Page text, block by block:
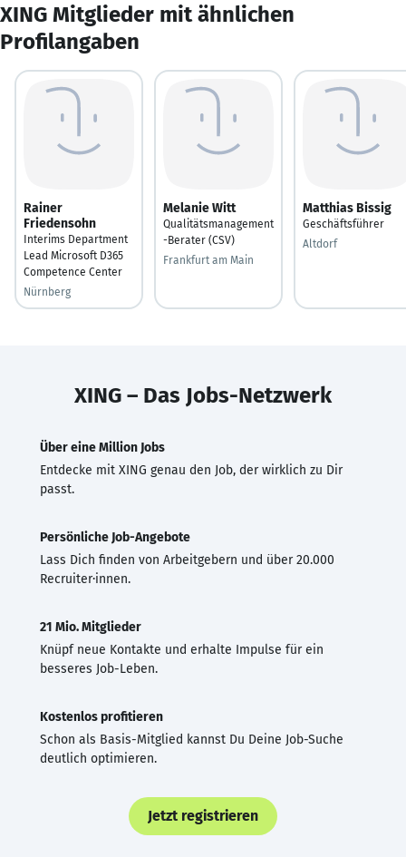
XING Mitglieder mit ähnlichen
Profilangaben
Rainer
Friedensohn
Interims Department
Lead Microsoft D365
Competence Center
Nürnberg
Melanie Witt
Qualitätsmanagement
-Berater (CSV)
Frankfurt am Main
Matthias Bissig
Geschäftsführer
Altdorf
XING – Das Jobs-Netzwerk
Über eine Million Jobs
Entdecke mit XING genau den Job, der wirklich zu Dir
passt.
Persönliche Job-Angebote
Lass Dich finden von Arbeitgebern und über 20.000
Recruiter·innen.
21 Mio. Mitglieder
Knüpf neue Kontakte und erhalte Impulse für ein
besseres Job-Leben.
Kostenlos profitieren
Schon als Basis-Mitglied kannst Du Deine Job-Suche
deutlich optimieren.
Jetzt registrieren